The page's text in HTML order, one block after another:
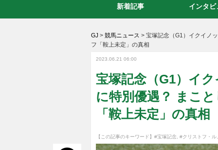
GJ > 競馬ニュース > 宝塚記念（G1）イクイノ
フ「鞍上未定」の真相
2023.06.21 06:00
宝塚記念（G1）イ
に特別優遇？ まこ
「鞍上未定」の真相
【この記事のキーワード】 #宝塚記念 #クリストフ・ル
新着記事 インタビ